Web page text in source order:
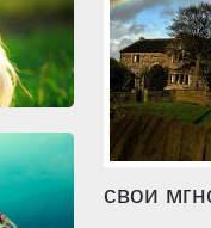
свои